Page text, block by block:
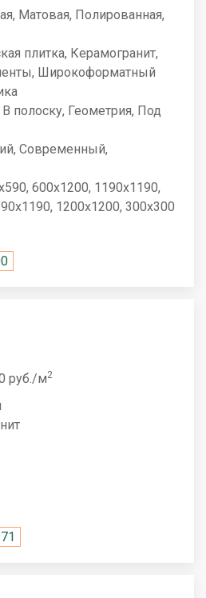
Матовая, Полированная,
плитка, Керамогранит,
Широкоформатный
полоску, Геометрия, Под
Современный,
600x1200, 1190x1190,
1200x1200, 300x300
руб./м2